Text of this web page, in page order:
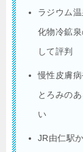
ラジウム
化物冷鉱
して評判
慢性皮膚
とろみの
い
JR由仁駅